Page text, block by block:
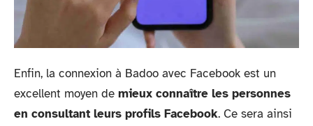
Enfin, la connexion à Badoo avec Facebook est un
excellent moyen de mieux connaître les personnes
en consultant leurs profils Facebook. Ce sera ainsi